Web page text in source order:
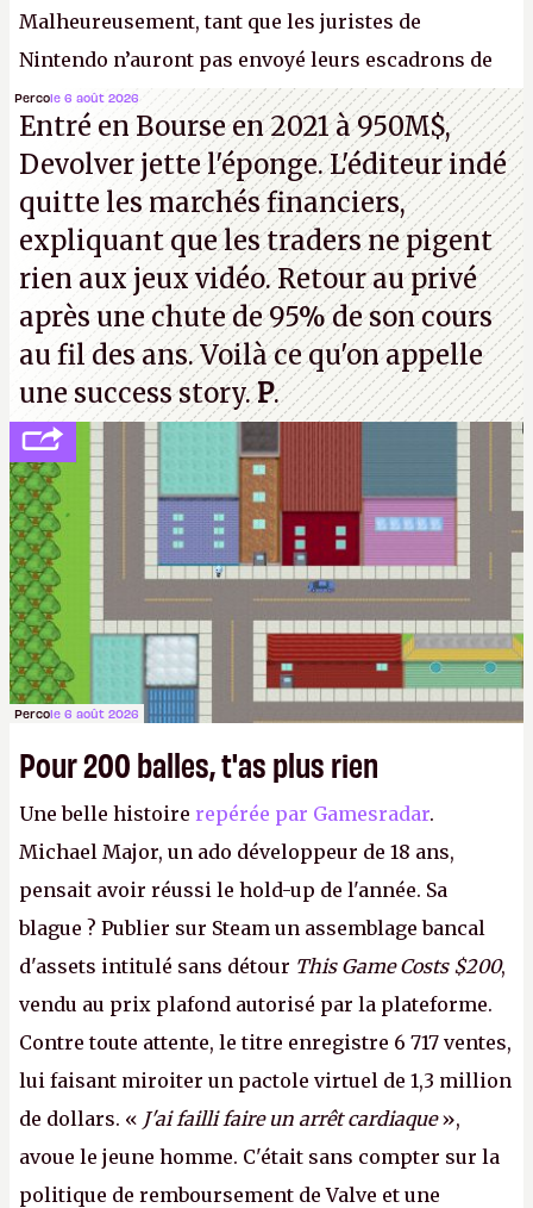
Malheureusement, tant que les juristes de
Nintendo n’auront pas envoyé leurs escadrons de
la mort judiciaires pour distribuer du copyright
strike à tour de bras, l'Oncle Sam continuera
d'étaler sa confiture intellectuelle sur vos
souvenirs d'enfance.P.
Percole 6 août 2026
Entré en Bourse en 2021 à 950M$,
Devolver jette l'éponge. L'éditeur indé
quitte les marchés financiers,
expliquant que les traders ne pigent
rien aux jeux vidéo. Retour au privé
après une chute de 95% de son cours
au fil des ans. Voilà ce qu'on appelle
une success story.P.
Percole 6 août 2026
Pour 200 balles, t'as plus rien
Une belle histoire repérée par Gamesradar.
Michael Major, un ado développeur de 18 ans,
pensait avoir réussi le hold-up de l'année. Sa
blague ? Publier sur Steam un assemblage bancal
d'assets intitulé sans détour This Game Costs $200,
vendu au prix plafond autorisé par la plateforme.
Contre toute attente, le titre enregistre 6 717 ventes,
lui faisant miroiter un pactole virtuel de 1,3 million
de dollars. « J'ai failli faire un arrêt cardiaque»,
avoue le jeune homme. C'était sans compter sur la
politique de remboursement de Valve et une